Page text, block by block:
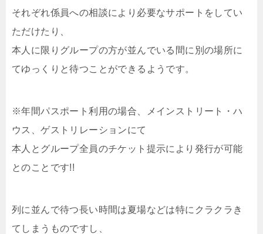
それぞれ係員への相談により必要なサポートをしてい
ただけたり、
本人に限りグループの方が並んでいる間に別の場所に
てゆっくりと待つことができるようです。
※年間パスポート利用の場合、メインストリート・ハ
ウス、ゲストリレーションにて
本人とグループ全員のチケット提示により発行が可能
とのことです!!
列に並んで待つ長い時間は夏場などは特にクラクラき
てしまうものですし、